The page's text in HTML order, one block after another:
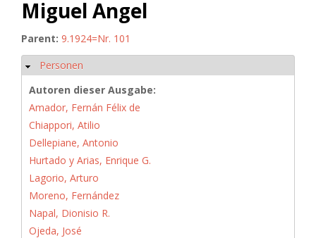
Miguel Angel
Parent: 9.1924=Nr. 101
Hide
Personen
Autoren dieser Ausgabe:
Amador, Fernán Félix de
Chiappori, Atilio
Dellepiane, Antonio
Hurtado y Arias, Enrique G.
Lagorio, Arturo
Moreno, Fernández
Napal, Dionisio R.
Ojeda, José